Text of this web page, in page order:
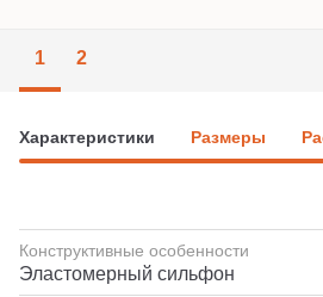
1 2
Характеристики Размеры
Конструктивные особенности
Эластомерный сильфон